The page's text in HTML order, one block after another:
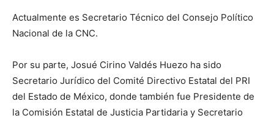
Actualmente es Secretario Técnico del Consejo Político
Nacional de la CNC.
Por su parte, Josué Cirino Valdés Huezo ha sido
Secretario Jurídico del Comité Directivo Estatal del PRI
del Estado de México, donde también fue Presidente de
la Comisión Estatal de Justicia Partidaria y Secretario